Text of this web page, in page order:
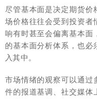
尽管基本面是决定期货
场价格往往会受到投资者
响有时甚至会偏离基本面
的基本面分析体系，也必
入其中。
市场情绪的观察可以通过
件的报道基调、社交媒体